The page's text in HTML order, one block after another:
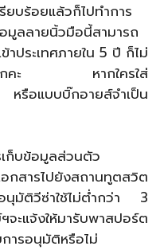
ยบร้อยแล้วก็ไปทำการ
มูลลายนิ้วมือนี้สามารถ
าประเทศภายใน 5 ปี ก็ไม่
มืออีกคะ หากใครใส่
รือแบบบิ๊กอายส์จำเป็น
เก็บข้อมูลส่วนตัว
กสารไปยังสถานทูตสวิต
นุมัติวีซ่าใช้ไม่ต่ำกว่า 3
ะแจ้งให้มารับพาสปอร์ต
ารอนุมัติหรือไม่